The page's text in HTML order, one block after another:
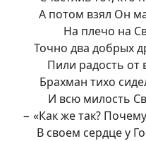
А потом взял Он
На плечо на
Точно два добрых
Пили радость от
Брахман тихо
И всю милость
− «Как же так?
В своем сердце у